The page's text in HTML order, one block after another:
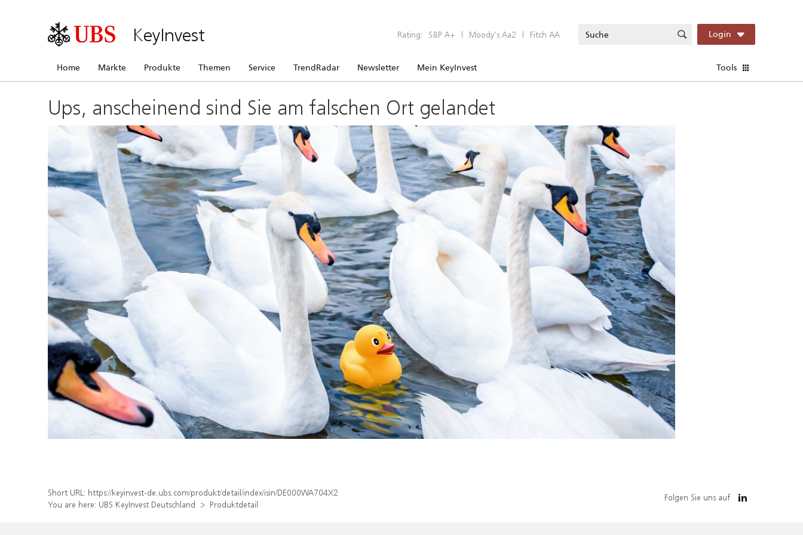
KeyInvest Rating: S&P A+ | Moody’s Aa2 | Fitch AA Login
Home Märkte Produkte Themen Service TrendRadar Newsletter Mein KeyInvest Tools
Ups, anscheinend sind Sie am falschen Ort gelandet
Short URL: https://keyinvest-de.ubs.com/produkt/detail/index/isin/DE000WA704X2
You are here: UBS KeyInvest Deutschland Produktdetail
Folgen Sie uns auf